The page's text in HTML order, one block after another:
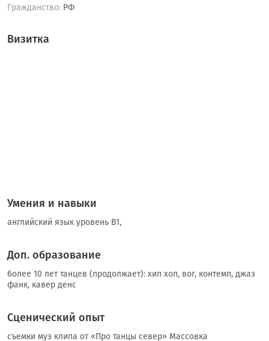
Гражданство: РФ
Визитка
Умения и навыки
английский язык уровень B1,
Доп. образование
более 10 лет танцев (продолжает): хип хоп, вог, контемп, джаз
фанк, кавер денс
Сценический опыт
съемки муз клипа от «Про танцы север» Массовка